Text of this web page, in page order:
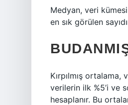
Medyan, veri
en sık görülen
Kırpılmış
verilerin ilk %5’i ve
hesaplanır. Bu